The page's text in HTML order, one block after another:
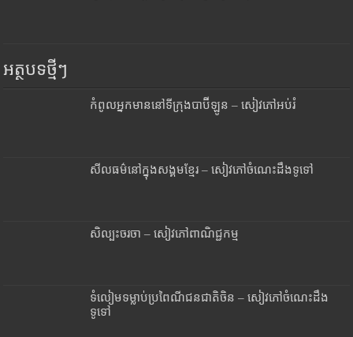
អត្ថបទថ្មីៗ
កំពូលអ្នកមាននៅទីក្រុងបាប៊ីឡូន – សៀវភៅអប់រំ
សីលធម៌នៅក្នុងសង្គមខ្មែរ – សៀវភៅចំណេះដឹងទូទៅ
សិល្បះចរចា – សៀវភៅពាណិជ្ជកម្ម
ទំលៀមទម្លាប់ប្រពៃណីជនជាតិចិន – សៀវភៅចំណេះដឹង
ទូទៅ